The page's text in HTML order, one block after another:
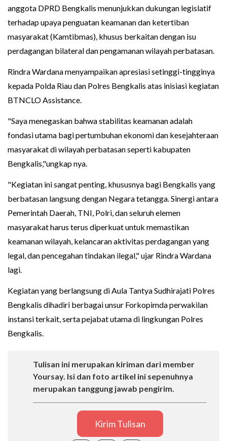
anggota DPRD Bengkalis menunjukkan dukungan legislatif
terhadap upaya penguatan keamanan dan ketertiban
masyarakat (Kamtibmas), khusus berkaitan dengan isu
perdagangan bilateral dan pengamanan wilayah perbatasan.
Rindra Wardana menyampaikan apresiasi setinggi-tingginya
kepada Polda Riau dan Polres Bengkalis atas inisiasi kegiatan
BTNCLO Assistance.
"Saya menegaskan bahwa stabilitas keamanan adalah
fondasi utama bagi pertumbuhan ekonomi dan kesejahteraan
masyarakat di wilayah perbatasan seperti kabupaten
Bengkalis,"ungkap nya.
"Kegiatan ini sangat penting, khususnya bagi Bengkalis yang
berbatasan langsung dengan Negara tetangga. Sinergi antara
Pemerintah Daerah, TNI, Polri, dan seluruh elemen
masyarakat harus terus diperkuat untuk memastikan
keamanan wilayah, kelancaran aktivitas perdagangan yang
legal, dan pencegahan tindakan ilegal," ujar Rindra Wardana
lagi.
Kegiatan yang berlangsung di Aula Tantya Sudhirajati Polres
Bengkalis dihadiri berbagai unsur Forkopimda perwakilan
instansi terkait, serta pejabat utama di lingkungan Polres
Bengkalis.
Tulisan ini merupakan kiriman dari member
Yoursay. Isi dan foto artikel ini sepenuhnya
merupakan tanggung jawab pengirim.
Kirim Tulisan